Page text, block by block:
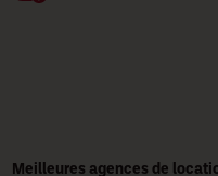
Meilleures agences de